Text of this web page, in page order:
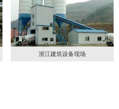
墨西哥制粉现场